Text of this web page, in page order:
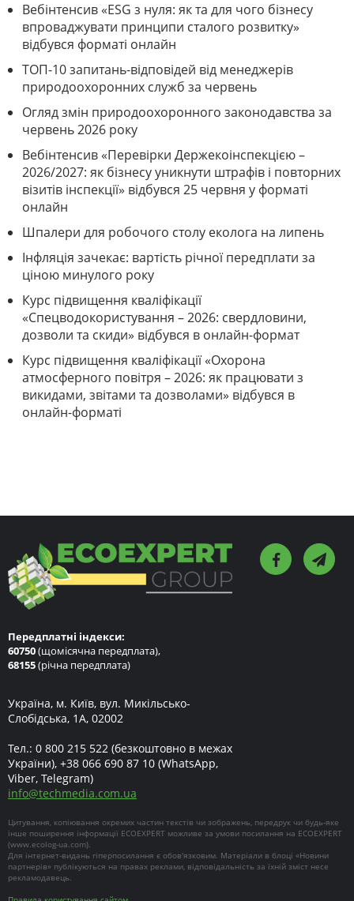
Вебінтенсив «ESG з нуля: як та для чого бізнесу
впроваджувати принципи сталого розвитку»
відбувся форматі онлайн
ТОП-10 запитань-відповідей від менеджерів
природоохоронних служб за червень
Огляд змін природоохоронного законодавства за
червень 2026 року
Вебінтенсив «Перевірки Держекоінспекцією –
2026/2027: як бізнесу уникнути штрафів і повторних
візитів інспекції» відбувся 25 червня у форматі
онлайн
Шпалери для робочого столу еколога на липень
Інфляція зачекає: вартість річної передплати за
ціною минулого року
Курс підвищення кваліфікації
«Спецводокористування – 2026: свердловини,
дозволи та скиди» відбувся в онлайн-формат
Курс підвищення кваліфікації «Охорона
атмосферного повітря – 2026: як працювати з
викидами, звітами та дозволами» відбувся в
онлайн-форматі
Передплатні індекси:
60750(щомісячна передплата),
68155(річна передплата)
Україна, м. Київ, вул. Микільсько-
Слобідська, 1А, 02002
Тел.: 0 800 215 522 (безкоштовно в межах
України), +38 066 690 87 10 (WhatsApp,
Viber, Telegram)
info@techmedia.com.ua
Цитування, копіювання окремих частин текстів чи зображень, передрук чи будь-яке
інше поширення інформації ECOEXPERT можливе за умови посилання на ECOEXPERT
(www.ecolog-ua.com).
Для інтернет-видань гіперпосилання є обов'язковим. Матеріали в блоці «Новини
партнерів» публікуються на правах реклами, відповідальність за їхній зміст несе
рекламодавець.